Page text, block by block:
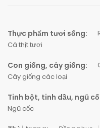
Thực phẩm tươi sống:
Cá thịt tươi
Con giống, cây giống:
Cây giống các loại
Tinh bột, tinh dầu, ngũ
Ngũ cốc